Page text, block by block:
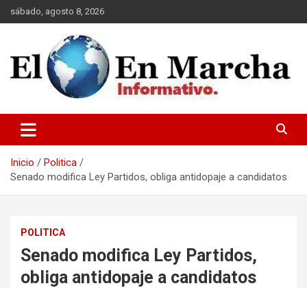
Saltar
al
sábado, agosto 8, 2026
elmundoenmarcha.net
Inicio
Politica
Senado modifica Ley Partidos, obliga antidopaje a candidatos
POLITICA
Senado modifica Ley Partidos,
obliga antidopaje a candidatos